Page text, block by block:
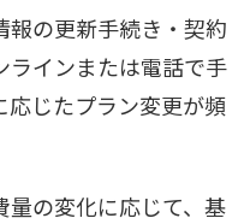
の更新手続き・契約
ラインまたは電話で手
応じたプラン変更が頻
の変化に応じて、基